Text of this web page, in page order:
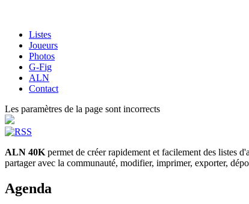
Listes
Joueurs
Photos
G-Fig
ALN
Contact
Les paramètres de la page sont incorrects
ALN 40K permet de créer rapidement et facilement des listes
partager avec la communauté, modifier, imprimer, exporter,
Agenda